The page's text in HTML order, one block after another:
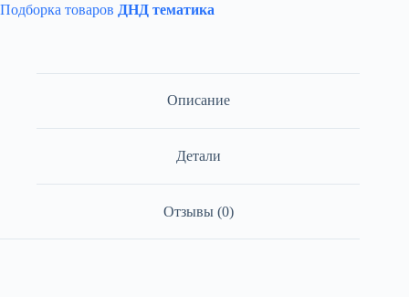
Подборка товаров ДНД тематика
Описание
Детали
Отзывы (0)